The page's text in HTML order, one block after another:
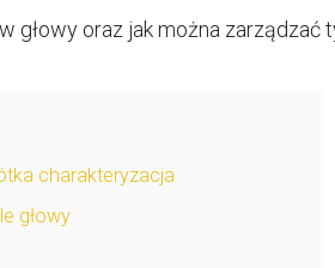
głowy oraz jak można zarządzać
charakteryzacja
głowy